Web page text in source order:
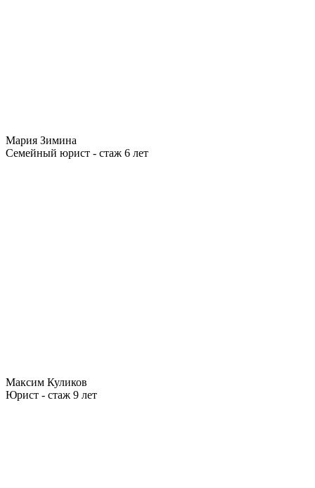
Мария Зимина
Семейный юрист - стаж 6 лет
Максим Куликов
Юрист - стаж 9 лет